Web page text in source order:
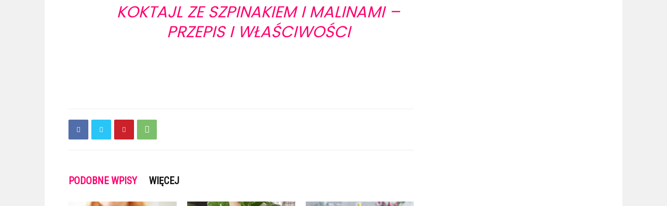
KOKTAJL ZE SZPINAKIEM I MALINAMI –
PRZEPIS I WŁAŚCIWOŚCI
PODOBNE WPISY WIĘCEJ